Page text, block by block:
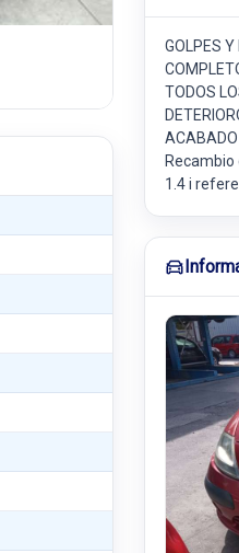
GOLPES
TODOS
ACABADO
1.4 i